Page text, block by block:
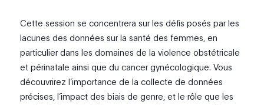
Cette session se concentrera sur les défis posés par les
lacunes des données sur la santé des femmes, en
particulier dans les domaines de la violence obstétricale
et périnatale ainsi que du cancer gynécologique. Vous
découvrirez l’importance de la collecte de données
précises, l’impact des biais de genre, et le rôle que les